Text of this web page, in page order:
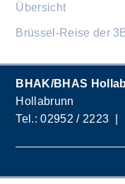
Übersicht
Brüssel-Reise der
BHAK/BHAS
Hollabrunn
Tel.:02952 / 2223 |